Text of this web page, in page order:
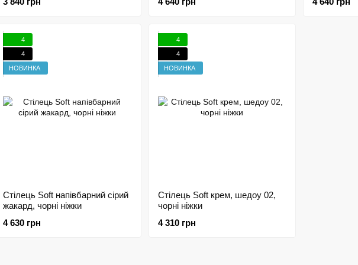
4
4
НОВИНКА
Стілець Soft напівбарний сірий
жакард, чорні ніжки
4 630 грн
4
4
НОВИНКА
Стілець Soft крем, шедоу 02,
чорні ніжки
4 310 грн